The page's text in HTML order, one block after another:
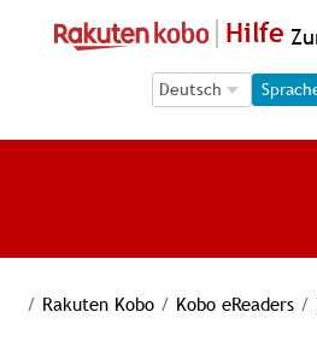
Hilfe
Language
Language
/ Rakuten Kobo / Kobo eReaders /